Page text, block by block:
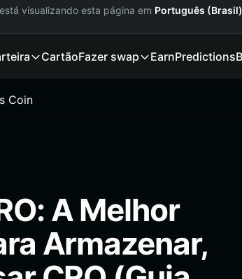
visualizando esta página em Português (Brasil)
CartãoFazer swap EarnPredictions
Coin
A Melhor
Armazenar,